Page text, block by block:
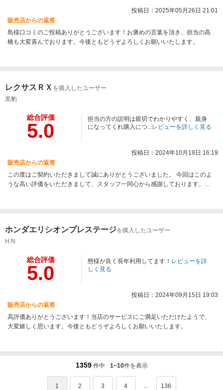
投稿日：2025年05月26日 21:01
販売店からの返答
島様口コミのご投稿ありがとうございます！お褒めの言葉を頂き、担当の高
橋も大変喜んでおります。今後ともどうぞよろしくお願いいたします。
レクサスＲＸ を購入したユーザー
黒豹
総合評価
5.0
担当の方の説明は親切でわかりやすく、親身
になってくれ購入につ...レビューを詳しく見る
投稿日：2024年10月19日 16:19
販売店からの返答
この度はご契約いただきまして誠にありがとうございました。 今回はこのよ
うな高い評価をいただきまして、スタッフ一同心から感謝しております。こ
お願い致します。
ホンダエリシオンプレステージを購入したユーザー
H.N
総合評価
5.0
態様が良く長年利用してます！ レビューを詳
しく見る
投稿日：2024年09月15日 19:03
販売店からの返答
高評価ありがとうございます！当店のサービスにご満足いただけたようで、
大変嬉しく思います。今後ともどうぞよろしくお願いいたします。
1359 件中 1~10件を表示
1 2 3 4 ... 136